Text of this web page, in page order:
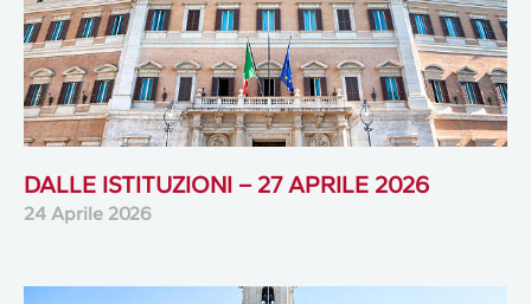
DALLE ISTITUZIONI – 27 APRILE 2026
24 Aprile 2026